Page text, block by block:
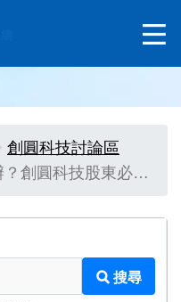
創圓科技討論區
？創圓科技股東必…
搜尋